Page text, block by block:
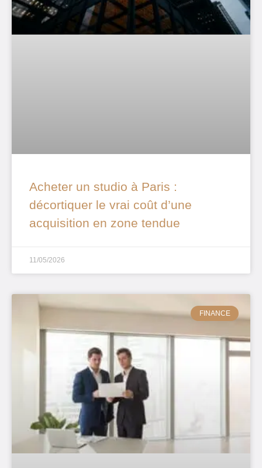
Acheter un studio à Paris :
décortiquer le vrai coût d’une
acquisition en zone tendue
11/05/2026
FINANCE